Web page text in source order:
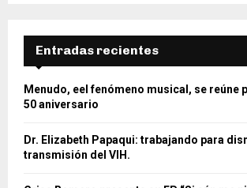
Entradas recientes
Menudo, eel fenómeno musical, se reúne
50 aniversario
Dr. Elizabeth Papaqui: trabajando para
transmisión del VIH.